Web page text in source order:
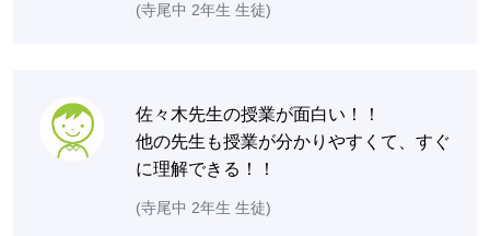
(寺尾中 2年生 生徒)
佐々木先生の授業が面白い！！
他の先生も授業が分かりやすくて、すぐ
に理解できる！！
(寺尾中 2年生 生徒)